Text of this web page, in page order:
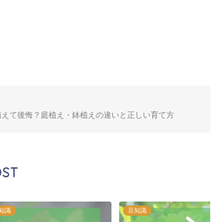
て後悔？庭植え・鉢植えの違いと正しい育て方
識 豆知識